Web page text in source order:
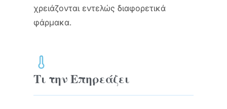
χρειάζονται εντελώς διαφορετικά
φάρμακα.
Τι την Επηρεάζει